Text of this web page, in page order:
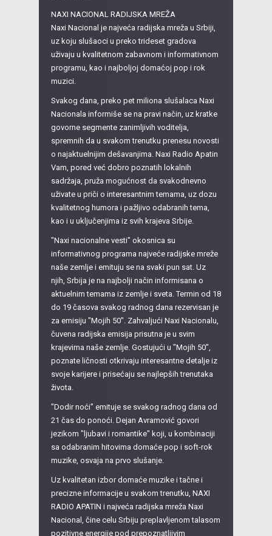
NAXI NACIONAL RADIJSKA MREŽA
Naxi Nacional je najveća radijska mreža u Srbiji,
uz koju slušaoci u preko trideset gradova
uživaju u kvalitetnom zabavnom i informativnom
programu, kao i najboljoj domaćoj pop i rok
muzici.
Svakog dana, preko pet miliona slušalaca Naxi
Nacionala informiše se na pravi način, uz kratke
govorne segmente zanimljivih voditelja,
spremnih da u svakom trenutku prenesu novosti
o najaktuelnijim dešavanjima. Naxi Radio Apatin
Vam, pored već dobro poznatih lokalnih
sadržaja, pruža mogućnost da svakodnevno
uživate u priči o interesantnim temama, uz dozu
kvalitetnog humora i pažljivo odabranih tema,
kao i u uključenjima iz svih krajeva Srbije.
"Naxi nacionalne vesti" okosnica su
informativnog programa najveće radijske mreže
naše zemlje i emituju se na svaki pun sat. Uz
njih, Srbija je na najbolji način informisana o
aktuelnim temama iz zemlje i sveta. Termin od 18
do 19 časova svakog radnog dana rezervisan je
za emisiju "Mojih 50". Zahvaljući Naxi Nacionalu,
čuvena radijska emisija prisutna je u svim
krajevima naše zemlje. Gostujući u "Mojih 50",
poznate ličnosti otkrivaju interesantne detalje iz
svoje karijere i prisećaju se najlepših trenutaka
života.
"Dodir noći" emituje se svakog radnog dana od
21 čas do ponoći. Dejan Avramović govori
jezikom "ljubavi i romantike" koji, u kombinaciji
sa odabranim hitovima domaće pop i soft-rok
muzike, osvaja na prvo slušanje.
Uz kvalitetan izbor domaće muzike i tačne i
precizne informacije u svakom trenutku, NAXI
RADIO APATIN i najveća radijska mreža Naxi
Nacional, čine celu Srbiju preplavljenom talasom
pozitivne energije pod prepoznatljivim